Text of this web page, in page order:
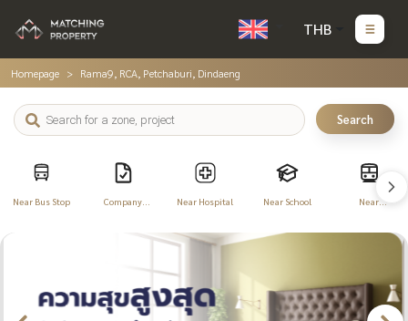
THB
Homepage Rama9, RCA, Petchaburi, Dindaeng
Search
Near Bus Stop Company Near Hospital Near School Near